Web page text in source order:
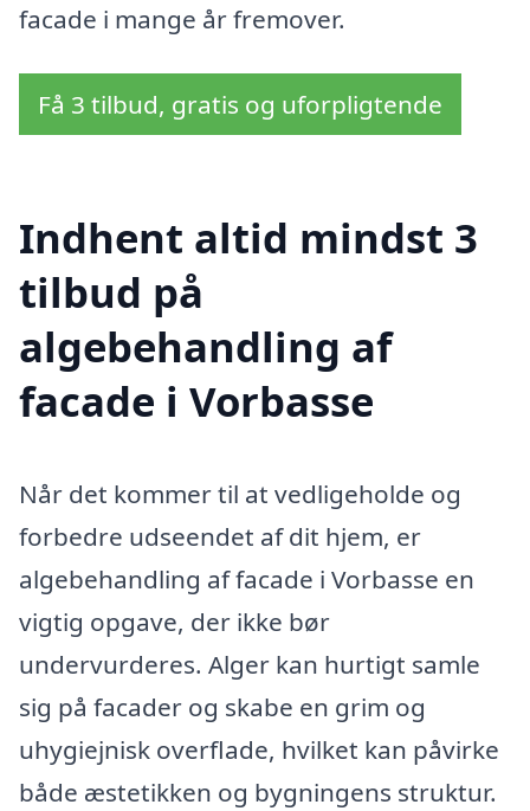
facade i mange år fremover.
Få 3 tilbud, gratis og uforpligtende
Indhent altid mindst 3
tilbud på
algebehandling af
facade i Vorbasse
Når det kommer til at vedligeholde og
forbedre udseendet af dit hjem, er
algebehandling af facade i Vorbasse en
vigtig opgave, der ikke bør
undervurderes. Alger kan hurtigt samle
sig på facader og skabe en grim og
uhygiejnisk overflade, hvilket kan påvirke
både æstetikken og bygningens struktur.